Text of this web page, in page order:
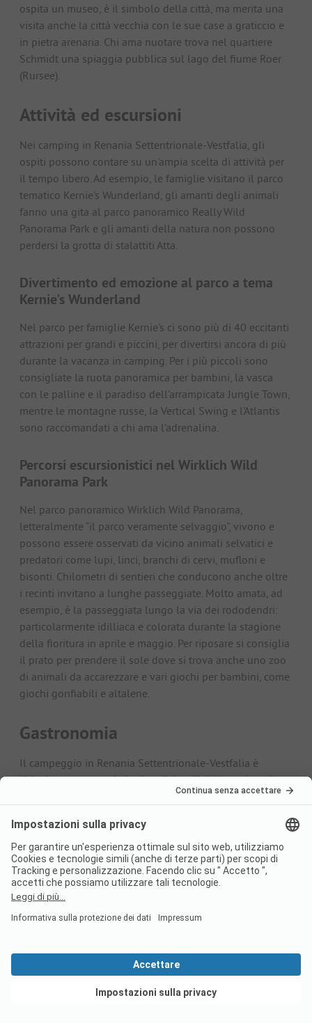
ospita un museo, è il simbolo della città, ma merita una
visita anche la città vecchia con le sue case a graticcio e
in pietra arenaria. Chi ama nuotare trova nel quartiere
Schmidt una spiaggia pubblica sul lago del fiume Roer
(Rursee).
Attività ed escursioni
Nei camping in Renania Settentrionale-Vestfalia, gli
ospiti possono contare su un'ampia scelta di attività per
il tempo libero. Ad esempio, le famiglie visitano il parco
tematico Kernie's Wunderland, gli amanti degli animali
fanno una gita al parco panoramico Really Wild
Panorama Park e gli amanti della natura non possono
perdersi la grotta di stalattiti Atta.
Divertimento ed emozione al parco a tema
Kernie's Wunderland
Nel parco per famiglie Kernie's ci sono più di 40 eccitanti
attrazioni per grandi e piccini, per divertirsi ancora di più
durante la vacanza in camping. Per i più piccoli sono
consigliate la ruota panoramica per bambini, la vasca
con le palline e il paradiso dell'arrampicata Jungle Town,
mentre le montagne russe, la Vertical Swing e l'Atlantis
sono raccomandati a chi ama l’adrenalina.
Percorsi escursionistici nel Wirklich Wild
Panorama Park
Nel parco panoramico Wirklich Wild Panorama,
letteralmente “il parco veramente selvaggio”, vivono e
possono essere osservati da vicino animali selvatici e
predatori come lupi, linci, branchi di cervi, mufloni e
bisonti. Chilometri di sentieri che conducono anche oltre
i recinti invitano a lunghe passeggiate. Molto amata, ad
esempio, è la passeggiata lungo la via dei rododendri:
particolarmente idilliaca e colorata durante la stagione
della fioritura in aprile e maggio. Per riposare si consiglia
il prato per prendere il sole dove si trova anche uno zoo
di animali da accarezzare e vari giochi per bambini, come
giochi gonfiabili e altalene.
Gastronomia
Il campeggio in Renania Settentrionale-Vestfalia è
l'ideale per gustare i piatti tradizionali della regione. La
cucina locale offre spesso gustosi piatti a base di carne e
rosa canina, lo stufato di carne (Spanisch Fricco) e il
sanguinaccio con pane di segale integrale (Möppkenbrot
mit Pumpernickel) sono solo alcune delle prelibatezze
della zona. Spesso si mangiano anche stufati con
ingredienti regionali come fagioli, patate e cavoli. In
generale, i piatti a base di cavolo sono molto popolari,
tipico Pickert Lippischer come dessert. La torta lievitata,
presentata in tante variazioni, si abbina bene con
marmellata o sciroppo, ma c'è anche una versione salata